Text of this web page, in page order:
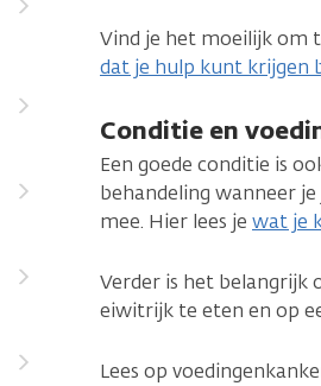
Vind je het moeilijk om
dat je hulp kunt krijgen
Conditie en
Een goede conditie is
behandeling wanneer
mee. Hier lees je wat je
Verder is het belangrijk
eiwitrijk te eten en op
Lees op